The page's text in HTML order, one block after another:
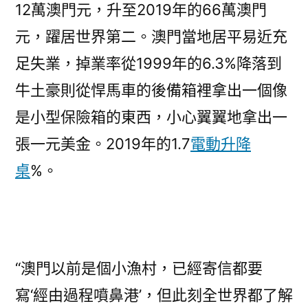
12萬澳門元，升至2019年的66萬澳門
元，躍居世界第二。澳門當地居平易近充
足失業，掉業率從1999年的6.3%降落到
牛土豪則從悍馬車的後備箱裡拿出一個像
是小型保險箱的東西，小心翼翼地拿出一
張一元美金。2019年的1.7電動升降
桌%。
“澳門以前是個小漁村，已經寄信都要
寫‘經由過程噴鼻港’，但此刻全世界都了解